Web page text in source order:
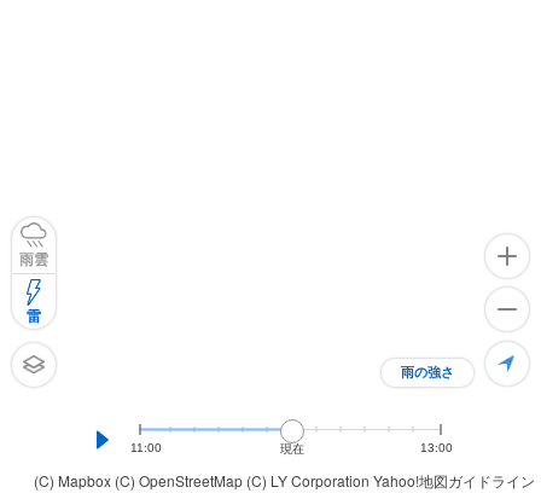
(C) Mapbox (C) OpenStreetMap (C) LY Corporation Yahoo!地図ガイドライン
雨の強さ
雨雲
雷
11:00 現在 13:00